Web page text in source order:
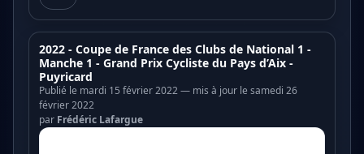
2022 - Coupe de France des Clubs de National 1 -
Manche 1 - Grand Prix Cycliste du Pays d’Aix -
Puyricard
Publié le mardi 15 février 2022 — mis à jour le samedi 26
février 2022
par Frédéric Lafargue